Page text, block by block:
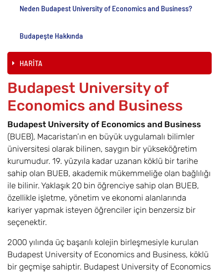
Neden Budapest University of Economics and Business?
Budapeşte Hakkında
HARİTA
Budapest University of
Economics and Business
Budapest University of Economics and Business
(BUEB), Macaristan’ın en büyük uygulamalı bilimler
üniversitesi olarak bilinen, saygın bir yükseköğretim
kurumudur. 19. yüzyıla kadar uzanan köklü bir tarihe
sahip olan BUEB, akademik mükemmeliğe olan bağlılığı
ile bilinir. Yaklaşık 20 bin öğrenciye sahip olan BUEB,
özellikle işletme, yönetim ve ekonomi alanlarında
kariyer yapmak isteyen öğrenciler için benzersiz bir
seçenektir.
2000 yılında üç başarılı kolejin birleşmesiyle kurulan
Budapest University of Economics and Business, köklü
bir geçmişe sahiptir. Budapest University of Economics